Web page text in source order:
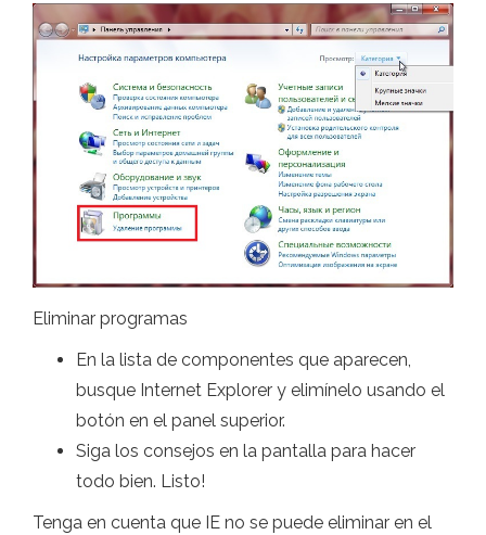
Eliminar programas
En la lista de componentes que aparecen,
busque Internet Explorer y elimínelo usando el
botón en el panel superior.
Siga los consejos en la pantalla para hacer
todo bien. Listo!
Tenga en cuenta que IE no se puede eliminar en el